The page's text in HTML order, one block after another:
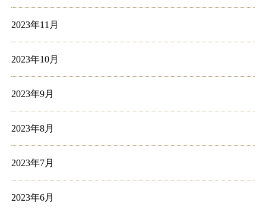
2023年11月
2023年10月
2023年9月
2023年8月
2023年7月
2023年6月